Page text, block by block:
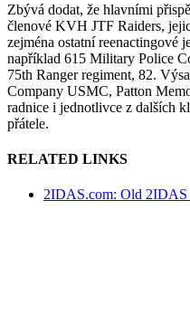
Zbývá dodat, že hlavními
členové KVH JTF Raiders,
zejména ostatní reenactingové
například 615 Military Police
75th Ranger regiment, 82.
Company USMC, Patton
radnice i jednotlivce z dalších
přátele.
RELATED LINKS
2IDAS.com: Old 2IDAS